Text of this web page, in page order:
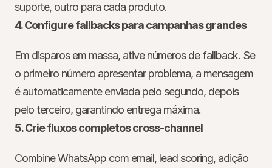
suporte, outro para cada produto.
4. Configure fallbacks para campanhas grandes
Em disparos em massa, ative números de fallback. Se
o primeiro número apresentar problema, a mensagem
é automaticamente enviada pelo segundo, depois
pelo terceiro, garantindo entrega máxima.
5. Crie fluxos completos cross-channel
Combine WhatsApp com email, lead scoring, adição